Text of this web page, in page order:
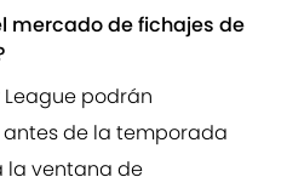
mercado de fichajes de
League podrán
de la temporada
la ventana de